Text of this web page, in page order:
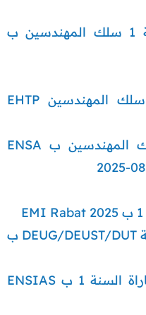
نتائج نهائية مباراة سنة 1 سلك المهندسين ب
شفوي ولوج السنة 1 سلك المهندسين EHTP
مباراة السنة 1 و2 سلك المهندسين ب ENSA
نتائج نهائية السنة 1 حملة DEUG/DEUST/DUT ب
نتائج نهائية باك+3 : مباراة السنة 1 ب ENSIAS